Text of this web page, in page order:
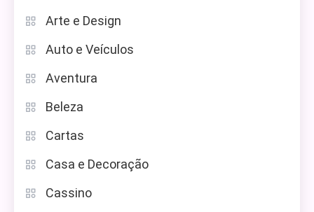
Arte e Design
Auto e Veículos
Aventura
Beleza
Cartas
Casa e Decoração
Cassino